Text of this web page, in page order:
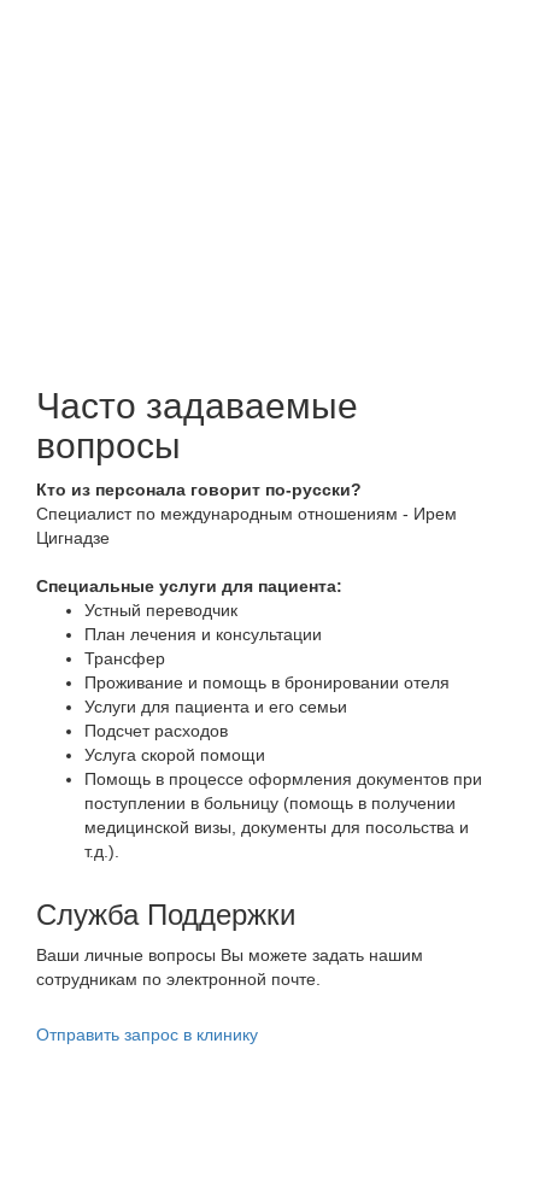
Часто задаваемые
вопросы
Кто из персонала говорит по-русски?
Специалист по международным отношениям - Ирем
Цигнадзе
Специальные услуги для пациента:
Устный переводчик
План лечения и консультации
Трансфер
Проживание и помощь в бронировании отеля
Услуги для пациента и его семьи
Подсчет расходов
Услуга скорой помощи
Помощь в процессе оформления документов при
поступлении в больницу (помощь в получении
медицинской визы, документы для посольства и
т.д.).
Служба Поддержки
Ваши личные вопросы Вы можете задать нашим
сотрудникам по электронной почте.
Отправить запрос в клинику